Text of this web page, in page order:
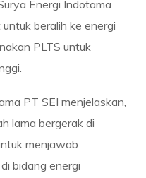
Energi Indotama
beralih ke energi
PLTS untuk
PT SEI menjelaskan,
lama bergerak di
menjawab
bidang energi